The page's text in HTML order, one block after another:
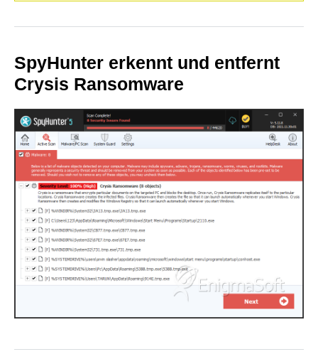
SpyHunter erkennt und entfernt
Crysis Ransomware